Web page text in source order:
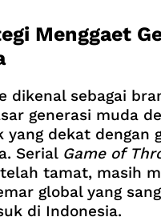
Menggaet
dikenal sebagai
generasi muda
yang dekat dengan
Serial Game of
tamat, masih
global yang
di Indonesia.